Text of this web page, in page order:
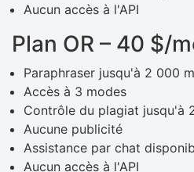
Aucun accès à l'API
Plan OR – 40 $/
Paraphraser jusqu'à 2 000
Accès à 3 modes
Contrôle du plagiat jusqu'à
Aucune publicité
Assistance par chat
Aucun accès à l'API